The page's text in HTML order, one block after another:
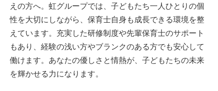
えの方へ。虹グループでは、子どもたち一人ひとりの個
性を大切にしながら、保育士自身も成長できる環境を整
えています。充実した研修制度や先輩保育士のサポート
もあり、経験の浅い方やブランクのある方でも安心して
働けます。あなたの優しさと情熱が、子どもたちの未来
を輝かせる力になります。